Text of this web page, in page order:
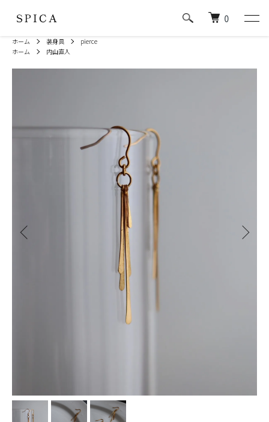
0
ホーム 装身具
pierce
ホーム
内山直人